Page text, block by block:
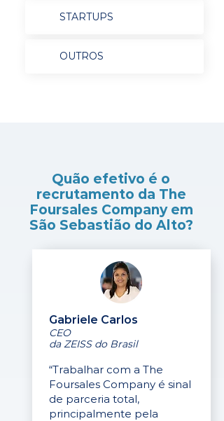
STARTUPS
OUTROS
Quão efetivo é o
recrutamento da The
Foursales Company em
São Sebastião do Alto?
Gabriele Carlos
CEO
da ZEISS do Brasil
“Trabalhar com a The
Foursales Company é sinal
de parceria total,
principalmente pela